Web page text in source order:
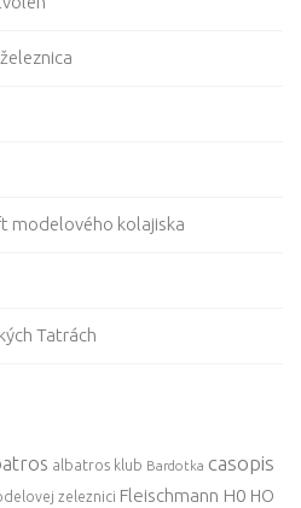
modelového kolajiska
Tatrách
albatros klub Bardotka casopis
zeleznici Fleischmann H0 HO